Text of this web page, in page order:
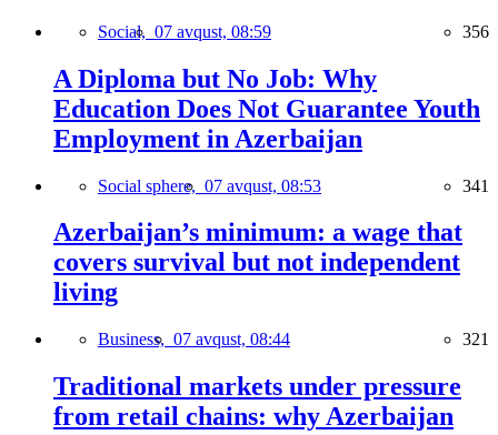
Social, 07 avqust, 08:59 356
A Diploma but No Job: Why
Education Does Not Guarantee Youth
Employment in Azerbaijan
Social sphere, 07 avqust, 08:53 341
Azerbaijan’s minimum: a wage that
covers survival but not independent
living
Business, 07 avqust, 08:44 321
Traditional markets under pressure
from retail chains: why Azerbaijan